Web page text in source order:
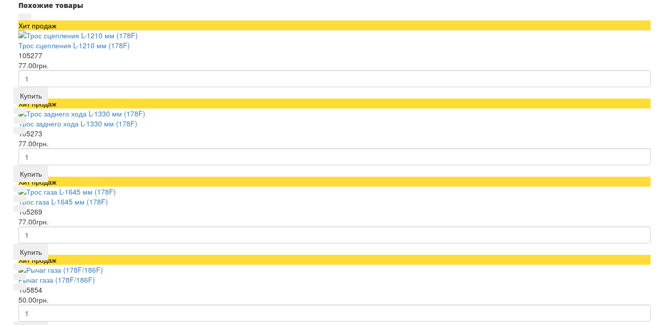
Похожие товары
Хит продаж
Трос сцепления L-1210 мм (178F)
105277
77.00грн.
Купить
Хит продаж
Трос заднего хода L-1330 мм (178F)
105273
77.00грн.
Купить
Хит продаж
Трос газа L-1645 мм (178F)
105269
77.00грн.
Купить
Хит продаж
Рычаг газа (178F/186F)
105854
50.00грн.